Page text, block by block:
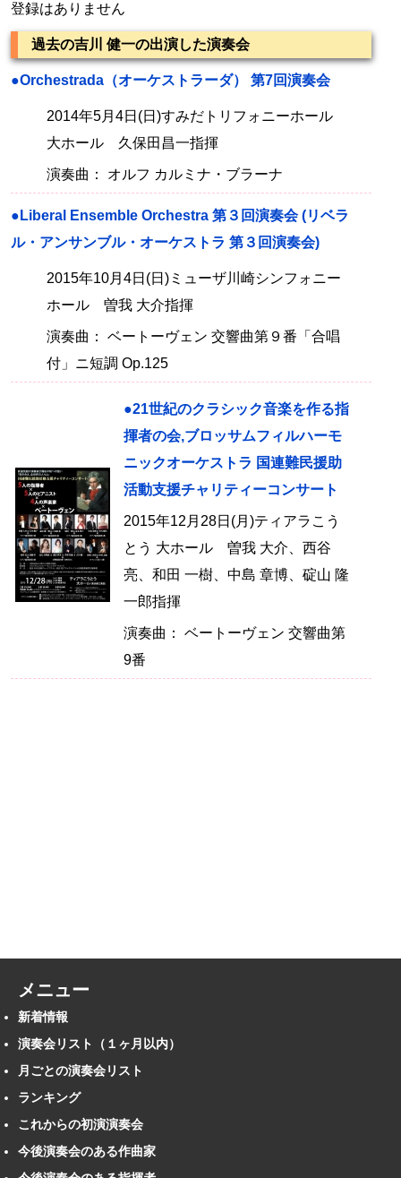
登録はありません
過去の吉川 健一の出演した演奏会
●Orchestrada（オーケストラーダ） 第7回演奏会
2014年5月4日(日)すみだトリフォニーホール
大ホール 久保田昌一指揮
演奏曲： オルフ カルミナ・ブラーナ
●Liberal Ensemble Orchestra 第３回演奏会 (リベラ
ル・アンサンブル・オーケストラ 第３回演奏会)
2015年10月4日(日)ミューザ川崎シンフォニー
ホール 曽我 大介指揮
演奏曲： ベートーヴェン 交響曲第９番「合唱
付」ニ短調 Op.125
●21世紀のクラシック音楽を作る指
揮者の会,ブロッサムフィルハーモ
ニックオーケストラ 国連難民援助
活動支援チャリティーコンサート
2015年12月28日(月)ティアラこう
とう 大ホール 曽我 大介、西谷
亮、和田 一樹、中島 章博、碇山 隆
一郎指揮
演奏曲： ベートーヴェン 交響曲第
9番
メニュー
新着情報
演奏会リスト（１ヶ月以内）
月ごとの演奏会リスト
ランキング
これからの初演演奏会
今後演奏会のある作曲家